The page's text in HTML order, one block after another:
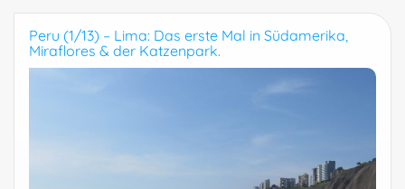
Peru (1/13) – Lima: Das erste Mal in Südamerika,
Miraflores & der Katzenpark.